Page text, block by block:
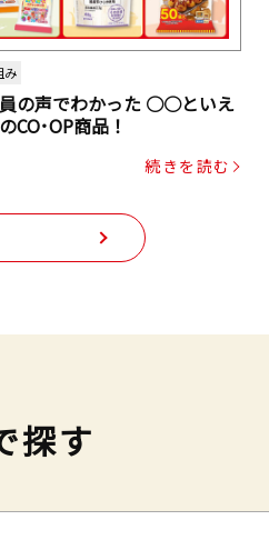
み
の声でわかった ○○といえ
CO･OP商品！
続きを読む
探す